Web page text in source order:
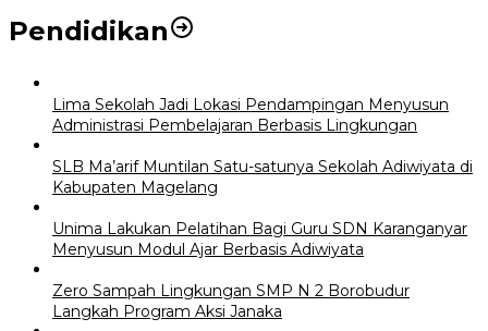
Pendidikan
Lima Sekolah Jadi Lokasi Pendampingan Menyusun
Administrasi Pembelajaran Berbasis Lingkungan
SLB Ma’arif Muntilan Satu-satunya Sekolah Adiwiyata di
Kabupaten Magelang
Unima Lakukan Pelatihan Bagi Guru SDN Karanganyar
Menyusun Modul Ajar Berbasis Adiwiyata
Zero Sampah Lingkungan SMP N 2 Borobudur
Langkah Program Aksi Janaka